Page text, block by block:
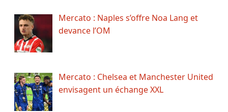
Mercato : Naples s’offre Noa Lang et
devance l’OM
Mercato : Chelsea et Manchester United
envisagent un échange XXL